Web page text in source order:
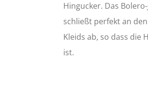
Hingucker. Das
schließt perfekt an
Kleids ab, so dass die
ist.